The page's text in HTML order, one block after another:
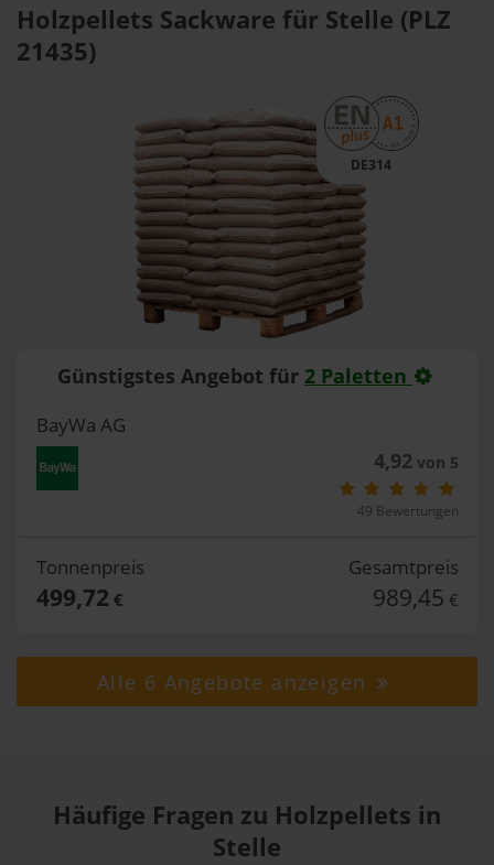
Holzpellets Sackware für Stelle (PLZ
21435)
DE314
Günstigstes Angebot für 2 Paletten
BayWa AG
4,92von 5
49 Bewertungen
Tonnenpreis
499,72 €
Gesamtpreis
989,45 €
Alle 6 Angebote anzeigen
Häufige Fragen zu Holzpellets in
Stelle